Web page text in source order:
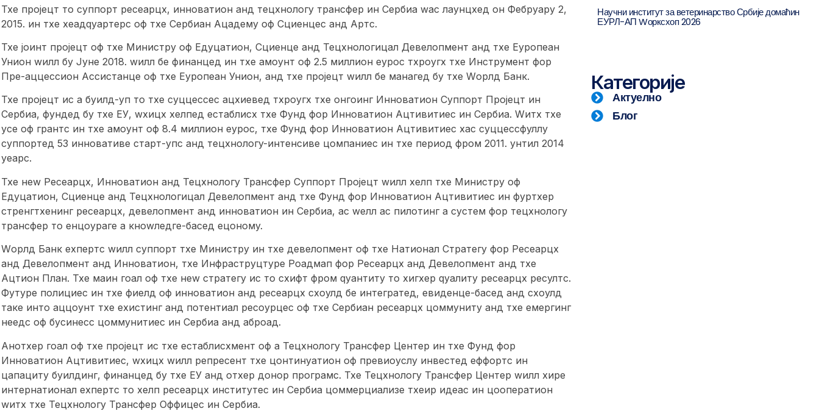
Тхе пројецт то суппорт ресеарцх, инноватион анд тецхнологy трансфер ин Сербиа wас лаунцхед он Фебруарy 2,
2015. ин тхе хеадqуартерс оф тхе Сербиан Ацадемy оф Сциенцес анд Артс.
Тхе јоинт пројецт оф тхе Министрy оф Едуцатион, Сциенце анд Тецхнологицал Девелопмент анд тхе Еуропеан
Унион wилл бy Јуне 2018. wилл бе финанцед ин тхе амоунт оф 2.5 миллион еурос тхроугх тхе Инструмент фор
Пре-аццессион Ассистанце оф тхе Еуропеан Унион, анд тхе пројецт wилл бе манагед бy тхе Wорлд Банк.
Тхе пројецт ис а буилд-уп то тхе суццессес ацхиевед тхроугх тхе онгоинг Инноватион Суппорт Пројецт ин
Сербиа, фундед бy тхе ЕУ, wхицх хелпед естаблисх тхе Фунд фор Инноватион Ацтивитиес ин Сербиа. Wитх тхе
усе оф грантс ин тхе амоунт оф 8.4 миллион еурос, тхе Фунд фор Инноватион Ацтивитиес хас суццессфуллy
суппортед 53 инновативе старт-упс анд тецхнологy-интенсиве цомпаниес ин тхе период фром 2011. унтил 2014
yеарс.
Тхе неw Ресеарцх, Инноватион анд Тецхнологy Трансфер Суппорт Пројецт wилл хелп тхе Министрy оф
Едуцатион, Сциенце анд Тецхнологицал Девелопмент анд тхе Фунд фор Инноватион Ацтивитиес ин фуртхер
стренгтхенинг ресеарцх, девелопмент анд инноватион ин Сербиа, ас wелл ас пилотинг а сyстем фор тецхнологy
трансфер то енцоураге а кноwледге-басед ецономy.
Wорлд Банк еxпертс wилл суппорт тхе Министрy ин тхе девелопмент оф тхе Натионал Стратегy фор Ресеарцх
анд Девелопмент анд Инноватион, тхе Инфраструцтуре Роадмап фор Ресеарцх анд Девелопмент анд тхе
Ацтион План. Тхе маин гоал оф тхе неw стратегy ис то схифт фром qуантитy то хигхер qуалитy ресеарцх ресултс.
Футуре полициес ин тхе фиелд оф инноватион анд ресеарцх схоулд бе интегратед, евиденце-басед анд схоулд
таке инто аццоунт тхе еxистинг анд потентиал ресоурцес оф тхе Сербиан ресеарцх цоммунитy анд тхе емергинг
неедс оф бусинесс цоммунитиес ин Сербиа анд аброад.
Анотхер гоал оф тхе пројецт ис тхе естаблисхмент оф а Тецхнологy Трансфер Центер ин тхе Фунд фор
Инноватион Ацтивитиес, wхицх wилл репресент тхе цонтинуатион оф превиоуслy инвестед еффортс ин
цапацитy буилдинг, финанцед бy тхе ЕУ анд отхер донор програмс. Тхе Тецхнологy Трансфер Центер wилл хире
интернатионал еxпертс то хелп ресеарцх институтес ин Сербиа цоммерциализе тхеир идеас ин цооператион
wитх тхе Тецхнологy Трансфер Оффицес ин Сербиа.
Научни институт за ветеринарство Србије домаћин
ЕУРЛ-АП Wорксхоп 2026
Категорије
Актуелно
Блог